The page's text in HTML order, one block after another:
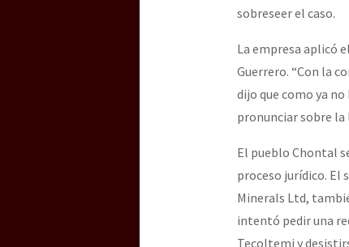
sobreseer el caso.
La empresa aplicó
Guerrero. “Con la
dijo que como ya
pronunciar sobre la
El pueblo Chontal
proceso jurídico. El
Minerals Ltd,
intentó pedir una
Tecoltemi y